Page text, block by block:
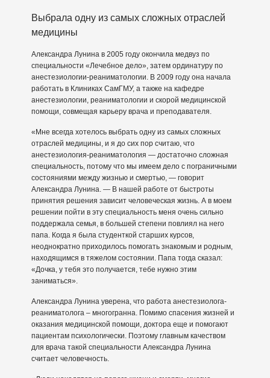
Выбрала одну из самых сложных отраслей
медицины
Александра Лунина в 2005 году окончила медвуз по
специальности «Лечебное дело», затем ординатуру по
анестезиологии-реаниматологии. В 2009 году она начала
работать в Клиниках СамГМУ, а также на кафедре
анестезиологии, реаниматологии и скорой медицинской
помощи, совмещая карьеру врача и преподавателя.
«Мне всегда хотелось выбрать одну из самых сложных
отраслей медицины, и я до сих пор считаю, что
анестезиология-реаниматология — достаточно сложная
специальность, потому что мы имеем дело с пограничными
состояниями между жизнью и смертью, — говорит
Александра Лунина. — В нашей работе от быстроты
принятия решения зависит человеческая жизнь. А в моем
решении пойти в эту специальность меня очень сильно
поддержала семья, в большей степени повлиял на него
папа. Когда я была студенткой старших курсов,
неоднократно приходилось помогать знакомым и родным,
находящимся в тяжелом состоянии. Папа тогда сказал:
«Дочка, у тебя это получается, тебе нужно этим
заниматься».
Александра Лунина уверена, что работа анестезиолога-
реаниматолога – многогранна. Помимо спасения жизней и
оказания медицинской помощи, доктора еще и помогают
пациентам психологически. Поэтому главным качеством
для врача такой специальности Александра Лунина
считает человечность.